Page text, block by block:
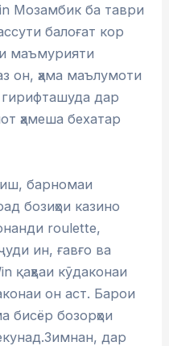
Мозамбик ба таври
балоғат кор
маъмурияти
он, ҳама маълумоти
дар
ҳамеша бехатар
барномаи
бозиҳои казино
roulette,
ин, ғавғо ва
қаҳваи кӯдаконаи
он аст. Барои
бисёр бозорҳои
дар